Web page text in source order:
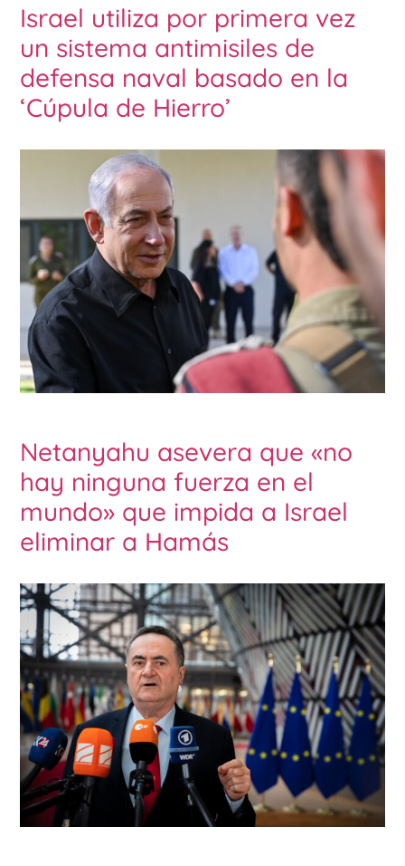
Israel utiliza por primera vez
un sistema antimisiles de
defensa naval basado en la
‘Cúpula de Hierro’
Netanyahu asevera que «no
hay ninguna fuerza en el
mundo» que impida a Israel
eliminar a Hamás